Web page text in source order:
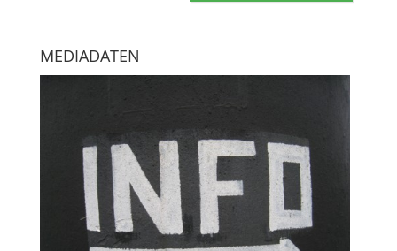
MEDIADATEN